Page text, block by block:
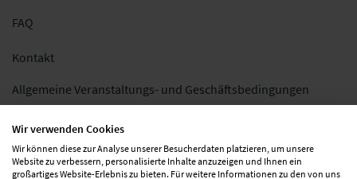
FAQ
Kontakt
Allgemeine Veranstaltungs- und Geschäftsbedingungen
Impressum
Datenschutz
Wir verwenden Cookies
Wir können diese zur Analyse unserer Besucherdaten platzieren, um unsere
Website zu verbessern, personalisierte Inhalte anzuzeigen und Ihnen ein
großartiges Website-Erlebnis zu bieten. Für weitere Informationen zu den von uns